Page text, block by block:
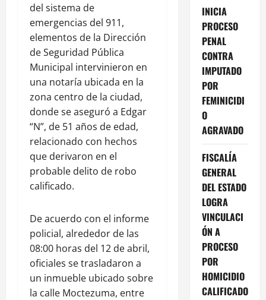
del sistema de
emergencias del 911,
elementos de la Dirección
de Seguridad Pública
Municipal intervinieron en
una notaría ubicada en la
zona centro de la ciudad,
donde se aseguró a Edgar
“N”, de 51 años de edad,
relacionado con hechos
que derivaron en el
probable delito de robo
calificado.
De acuerdo con el informe
policial, alrededor de las
08:00 horas del 12 de abril,
oficiales se trasladaron a
un inmueble ubicado sobre
la calle Moctezuma, entre
INICIA
PROCESO
PENAL
CONTRA
IMPUTADO
POR
FEMINICIDI
O
AGRAVADO
FISCALÍA
GENERAL
DEL ESTADO
LOGRA
VINCULACI
ÓN A
PROCESO
POR
HOMICIDIO
CALIFICADO